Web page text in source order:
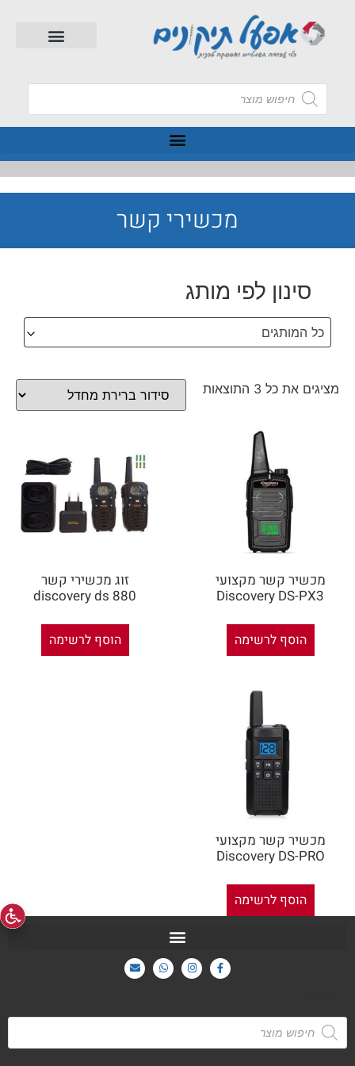
מכשירי קשר
סינון לפי מותג
כל המותגים
מציגים את כל ⁦3⁩ התוצאות
מכשיר קשר מקצועי
Discovery DS-PX3
הוסף לרשימה
זוג מכשירי קשר
discovery ds 880
הוסף לרשימה
מכשיר קשר מקצועי
Discovery DS-PRO
הוסף לרשימה